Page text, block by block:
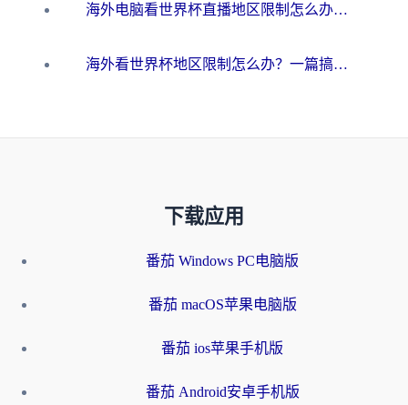
海外电脑看世界杯直播地区限制怎么办？你需要一个聪明的加速器
海外看世界杯地区限制怎么办？一篇搞定咪咕视频播放+国内资源无缝访问指南
下载应用
番茄 Windows PC电脑版
番茄 macOS苹果电脑版
番茄 ios苹果手机版
番茄 Android安卓手机版